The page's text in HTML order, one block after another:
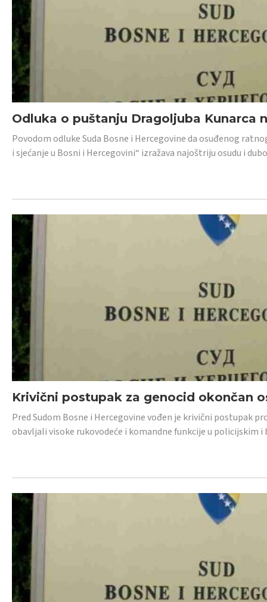
Odluka o puštanju Dragoljuba Kunarca
Povodom odluke Suda Bosne i Hercegovine da osuđenog
i sjećanje u Bosni i Hercegovini“ izražava najoštriju osudu i
Krivični postupak za genocid okončan
Pred Sudom Bosne i Hercegovine vođen je krivični postupak
obavljali visoke rukovodeće i komandne funkcije u policijskim